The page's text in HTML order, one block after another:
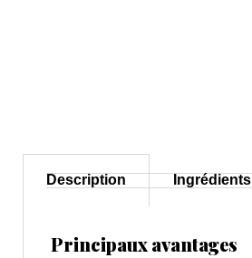
Description Ingrédients
Principaux avantages